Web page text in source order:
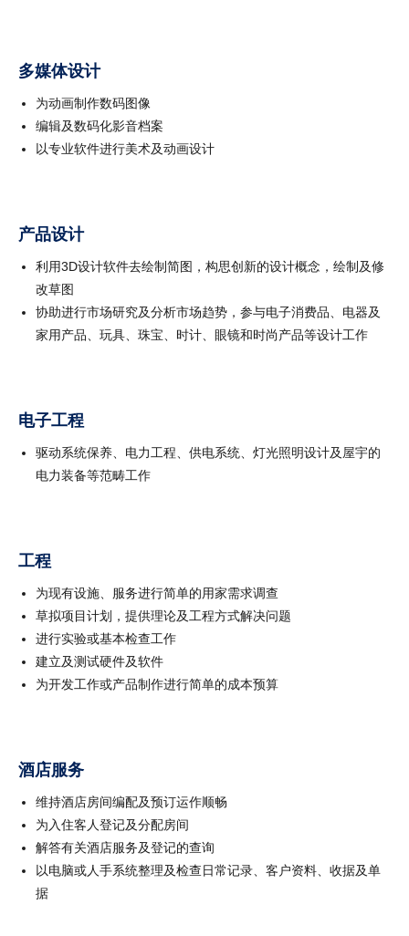
多媒体设计
为动画制作数码图像
编辑及数码化影音档案
以专业软件进行美术及动画设计
产品设计
利用3D设计软件去绘制简图，构思创新的设计概念，绘制及修
改草图
协助进行市场研究及分析市场趋势，参与电子消费品、电器及
家用产品、玩具、珠宝、时计、眼镜和时尚产品等设计工作
电子工程
驱动系统保养、电力工程、供电系统、灯光照明设计及屋宇的
电力装备等范畴工作
工程
为现有设施、服务进行简单的用家需求调查
草拟项目计划，提供理论及工程方式解决问题
进行实验或基本检查工作
建立及测试硬件及软件
为开发工作或产品制作进行简单的成本预算
酒店服务
维持酒店房间编配及预订运作顺畅
为入住客人登记及分配房间
解答有关酒店服务及登记的查询
以电脑或人手系统整理及检查日常记录、客户资料、收据及单
据